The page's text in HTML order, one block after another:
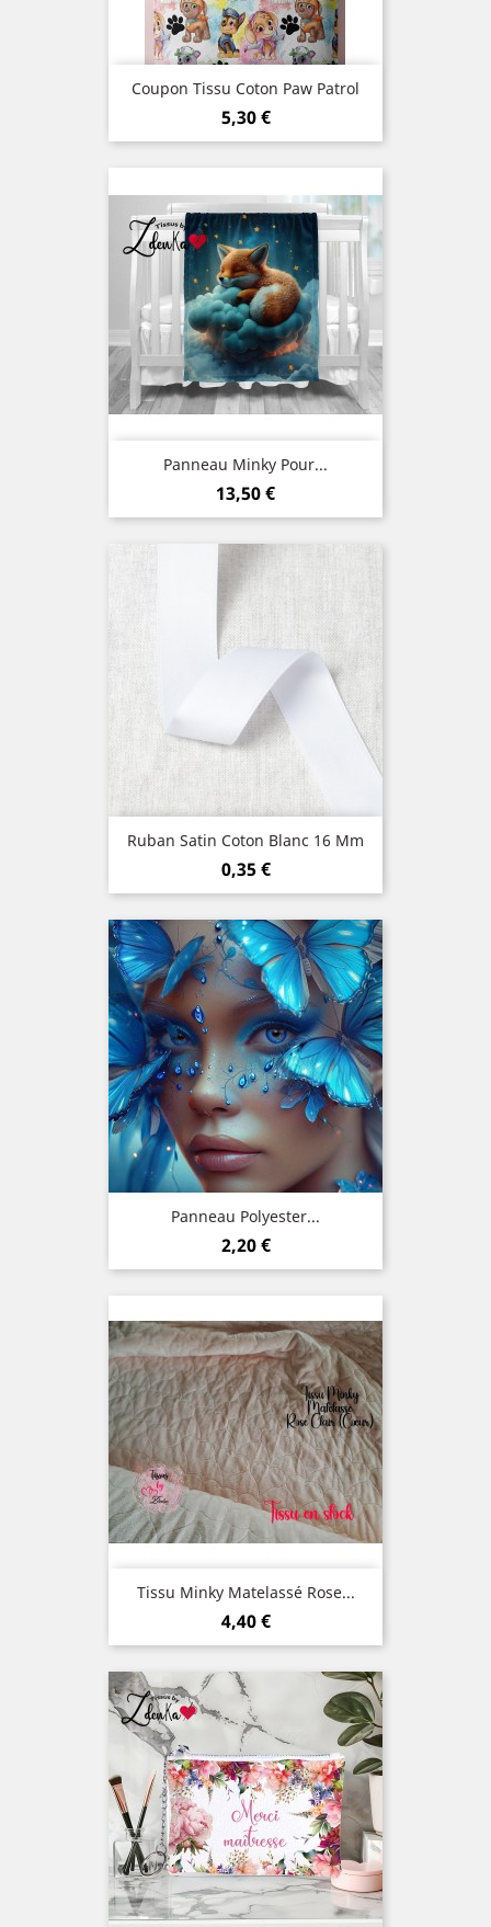
Coupon Tissu Coton Paw Patrol
Prix
5,30 €
Panneau Minky Pour...
Prix
13,50 €
Ruban Satin Coton Blanc 16 Mm
Prix
0,35 €
Panneau Polyester...
Prix
2,20 €
Tissu Minky Matelassé Rose...
Prix
4,40 €